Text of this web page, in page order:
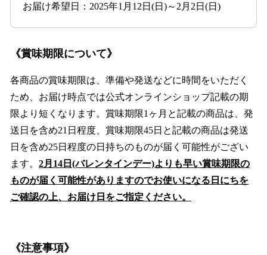
お届け希望日：2025年1月12日(日)～2月2日(日)
《賞味期限について》
各商品の賞味期限は、準備や発送などに時間をいただく
ため、お届け時点では公式オンラインショップ記載の期
限より短くなります。賞味期限1ヶ月と記載の商品は、発
送日を含め21日程度、賞味期限45日と記載の商品は発送
日を含め25日程度の日持ちのものが届く可能性がござい
ます。 2月14日(バレンタインデー)よりも早い賞味期限の
ものが届く可能性がありますのでお使いになる日にちを
ご確認の上、お届け日をご指定ください。
《注意事項》